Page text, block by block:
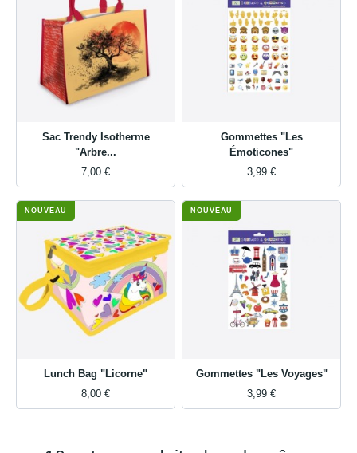
Sac Trendy Isotherme
"Arbre...
7,00 €
Gommettes "Les
Émoticones"
3,99 €
Lunch Bag "Licorne"
8,00 €
NOUVEAU
Gommettes "Les Voyages"
3,99 €
NOUVEAU